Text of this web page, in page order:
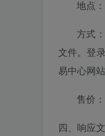
地点
方式
文件。登
易中心网站
售价：
四、响应